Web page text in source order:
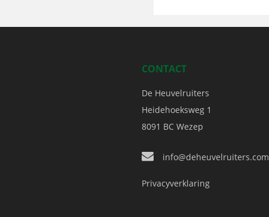
CONTACT
De Heuvelruiters
Heidehoeksweg 1
8091 BC Wezep
info@deheuvelruiters.com
Privacyverklaring